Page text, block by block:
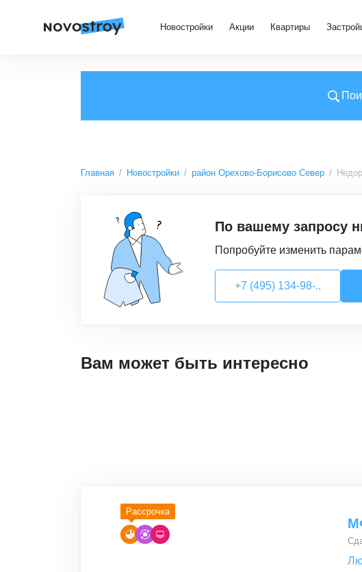
Новостройки Акции Квартиры
Главная Новостройки район Орехово-Борисово Север
По вашему запросу
Попробуйте изменить
+7 (495) 134-98-..
Вам может быть интересно
Рассрочка